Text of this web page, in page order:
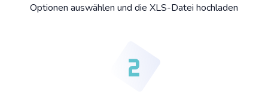
Optionen auswählen und die XLS-Datei hochladen